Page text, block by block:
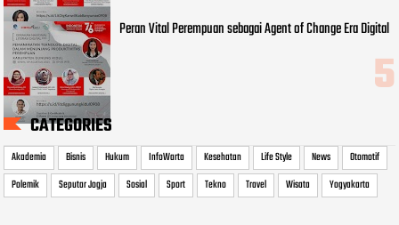
Peran Vital Perempuan sebagai Agent of Change Era Digital
CATEGORIES
Akademia Bisnis Hukum InfoWarta Kesehatan Life Style News
Otomotif
Polemik
Seputar Jogja Sosial Sport Tekno Travel Wisata Yogyakarta